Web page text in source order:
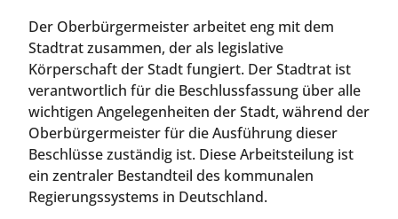
Der Oberbürgermeister arbeitet eng mit dem
Stadtrat zusammen, der als legislative
Körperschaft der Stadt fungiert. Der Stadtrat ist
verantwortlich für die Beschlussfassung über alle
wichtigen Angelegenheiten der Stadt, während der
Oberbürgermeister für die Ausführung dieser
Beschlüsse zuständig ist. Diese Arbeitsteilung ist
ein zentraler Bestandteil des kommunalen
Regierungssystems in Deutschland.